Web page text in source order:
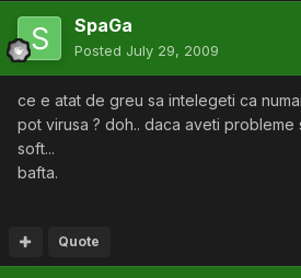
SpaGa
Posted July 29, 2009
ce e atat de greu sa intelegeti ca
pot virusa ? doh.. daca aveti probleme
soft...
bafta.
Quote